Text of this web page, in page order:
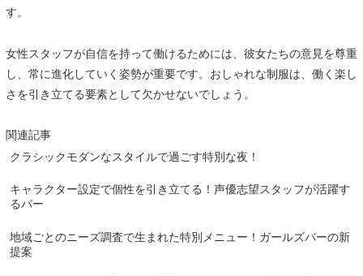
す。
女性スタッフが自信を持って働けるためには、彼女たちの意見を尊重
し、常に進化していく姿勢が重要です。おしゃれな制服は、働く楽し
さを引き立てる要素として欠かせないでしょう。
関連記事
クラシックモダンなスタイルで過ごす特別な夜！
キャラクター設定で個性を引き立てる！声優志望スタッフが活躍す
るバー
地域ごとのニーズ調査で生まれた特別メニュー！ガールズバーの新
提案